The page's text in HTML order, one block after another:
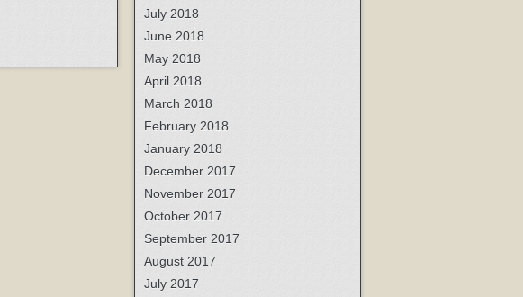
July 2018
June 2018
May 2018
April 2018
March 2018
February 2018
January 2018
December 2017
November 2017
October 2017
September 2017
August 2017
July 2017